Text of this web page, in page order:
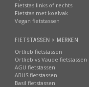
Fietstas links of rechts
Fietstas met koelvak
Vegan fietstassen
FIETSTASSEN > MERKEN
Ortlieb fietstassen
Ortlieb vs Vaude fietstassen
AGU fietstassen
ABUS fietstassen
Basil fietstassen